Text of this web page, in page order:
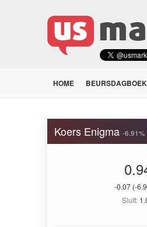
HOME BEURSDAGBOEK
Koers Enigma -6.91%
-0.07 (-
Sluit: